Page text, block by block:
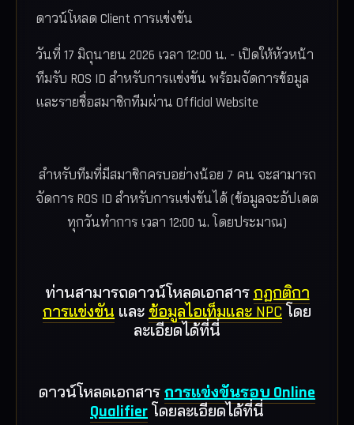
ดาวน์โหลด Client การแข่งขัน
วันที่ 17 มิถุนายน 2026 เวลา 12:00 น. - เปิดให้หัวหน้า
ทีมรับ ROS ID สำหรับการแข่งขัน พร้อมจัดการข้อมูล
และรายชื่อสมาชิกทีมผ่าน Official Website
สำหรับทีมที่มีสมาชิกครบอย่างน้อย 7 คน จะสามารถ
จัดการ ROS ID สำหรับการแข่งขันได้ (ข้อมูลจะอัปเดต
ทุกวันทำการ เวลา 12:00 น. โดยประมาณ)
ท่านสามารถดาวน์โหลดเอกสารกฏกติกา
การแข่งขัน และ ข้อมูลไอเท็มและ NPCโดย
ละเอียดได้ที่นี่
ดาวน์โหลดเอกสารการแข่งขันรอบ Online
Qualifierโดยละเอียดได้ที่นี่